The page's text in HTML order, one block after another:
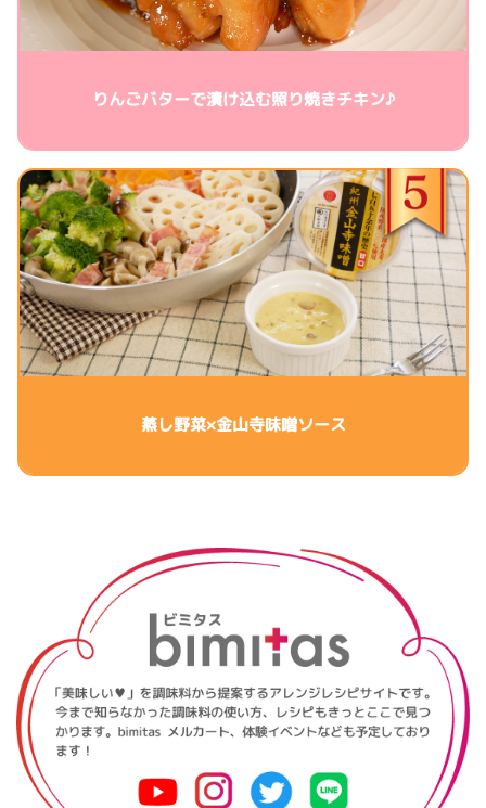
りんごバターで漬け込む照り焼きチキン♪
蒸し野菜×金山寺味噌ソース